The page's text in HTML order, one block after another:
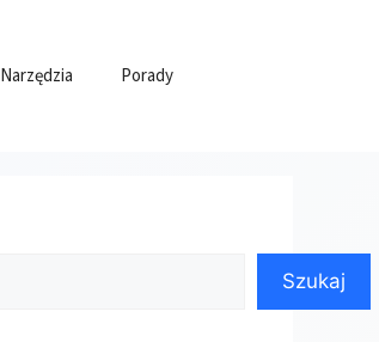
Narzędzia Porady
Szukaj